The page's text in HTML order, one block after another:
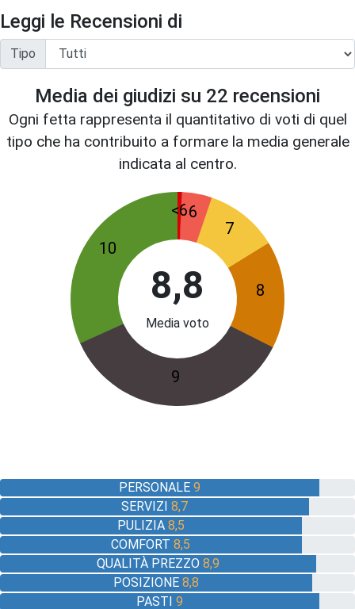
Leggi le Recensioni di
Tipo
Media dei giudizi su 22 recensioni
Ogni fetta rappresenta il quantitativo di voti di quel
tipo che ha contribuito a formare la media generale
indicata al centro.
8,8
Media voto
<66
7
8
9
10
PERSONALE9
SERVIZI 8,7
PULIZIA 8,5
COMFORT8,5
QUALITÀ PREZZO 8,9
POSIZIONE8,8
PASTI9